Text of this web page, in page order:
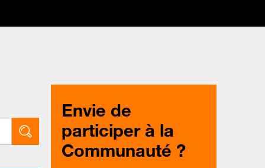
Envie de
participer à la
Communauté ?